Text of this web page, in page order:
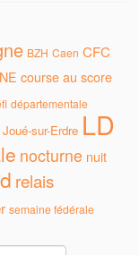
BZH Caen CFC
course au score
départementale
Joué-sur-Erdre LD
nocturne nuit
relais
semaine fédérale